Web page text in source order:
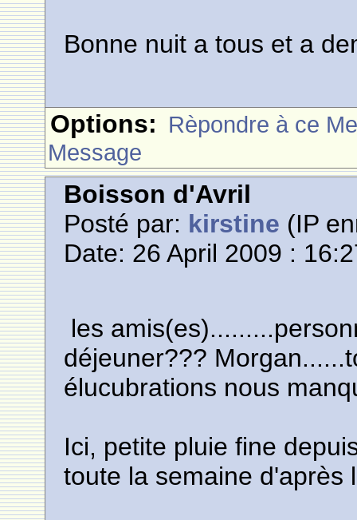
Bonne nuit a tous et a
Options: Rèpondre à ce
Message
Boisson d'Avril
Posté par: kirstine (IP
Date: 26 April 2009 :
les
déjeuner???
élucubrations nous
Ici, petite pluie fine
toute la semaine d'après